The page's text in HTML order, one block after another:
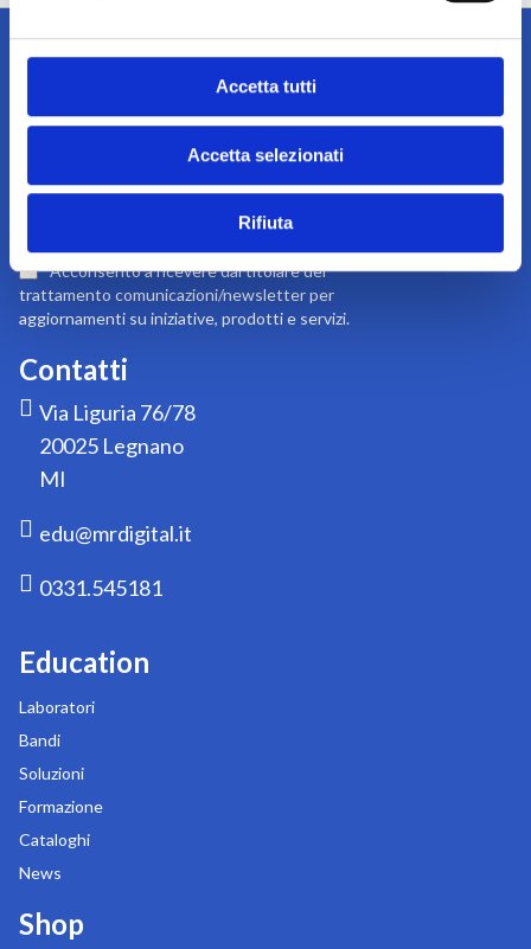
Accetta tutti
Accetta selezionati
Rifiuta
Contatti
Via Liguria 76/78
20025 Legnano
MI
edu@mrdigital.it
0331.545181
Education
Laboratori
Bandi
Soluzioni
Formazione
Cataloghi
News
Shop
Iscriviti alla newsletter
Tieniti sempre informato su notizie, eventi e promozioni!
nostra
newsletter:
Acconsento a ricevere dal titolare del
trattamento comunicazioni/newsletter per
aggiornamenti su iniziative, prodotti e servizi.